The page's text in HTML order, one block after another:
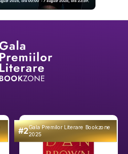
#2Gala Premilor Literare Bookzone
2025